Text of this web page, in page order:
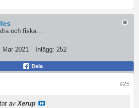
och fiska....
Mar 2021 Inlägg: 252
Dela
#25
avXerup